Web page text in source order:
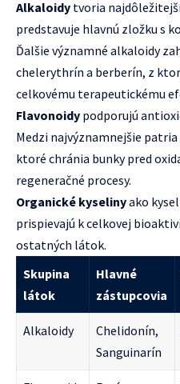
Alkaloidy tvoria
predstavuje hlavnú zložku s
Ďalšie významné alkaloidy
chelerythrín a berberín, z
celkovému terapeutickému
Flavonoidy podporujú
Medzi najvýznamnejšie
ktoré chránia bunky pred
regeneračné procesy.
Organické kyselinyako
prispievajú k celkovej
ostatných látok.
Skupina
látok
Hlavné
zástupcovia
Alkaloidy
Chelidonín,
Sanguinarín